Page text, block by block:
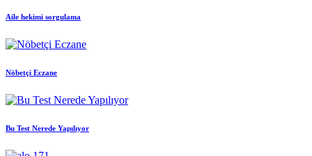
Aile hekimi sorgulama
Nöbetçi Eczane
Bu Test Nerede Yapılıyor